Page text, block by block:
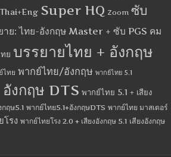
Super HQ Zoom ซับ
าย: ไทย-อังกฤษ Master + ซับ PGS คม
ย บรรยายไทย + อังกฤษ
ไทย พากย์ไทย/อังกฤษ พากย์ไทย 5.1
งกฤษ DTS พากย์ไทย 5.1 + เสียง
กฤษ5.1 พากย์ไทย5.1+อังกฤษDTS พากย์ไทย มาสเตอร์
โรง พากย์ไทยโรง 2.0 + เสียงอังกฤษ 5.1 เสียงอังกฤษ